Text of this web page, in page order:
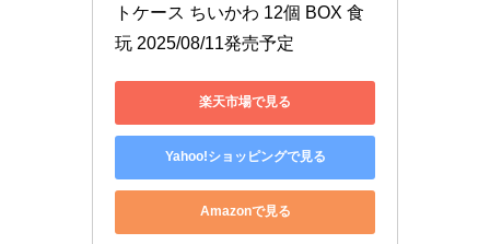
トケース ちいかわ 12個 BOX 食
玩 2025/08/11発売予定
楽天市場で見る
Yahoo!ショッピングで見る
Amazonで見る